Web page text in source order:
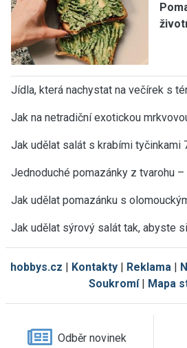
Jídla, která nachystat na večírek s
Jak na netradiční exotickou
Jak udělat salát s krabími tyčinkami
Jednoduché pomazánky z tvarohu
Jak udělat pomazánku s
Jak udělat sýrový salát tak, abyste
hobbys.cz | Kontakty | Reklama |
Soukromí| Mapa
Odběr novinek